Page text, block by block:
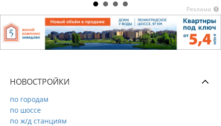
Реклама
НОВОСТРОЙКИ
по городам
по шоссе
по ж/д станциям